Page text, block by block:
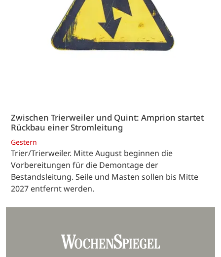
Zwischen Trierweiler und Quint: Amprion startet
Rückbau einer Stromleitung
Gestern
Trier/Trierweiler. Mitte August beginnen die
Vorbereitungen für die Demontage der
Bestandsleitung. Seile und Masten sollen bis Mitte
2027 entfernt werden.